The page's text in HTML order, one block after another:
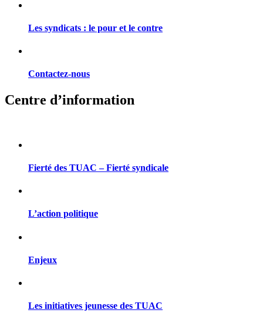
Les syndicats : le pour et le contre
Contactez-nous
Centre d’information
Fierté des TUAC – Fierté syndicale
L’action politique
Enjeux
Les initiatives jeunesse des TUAC